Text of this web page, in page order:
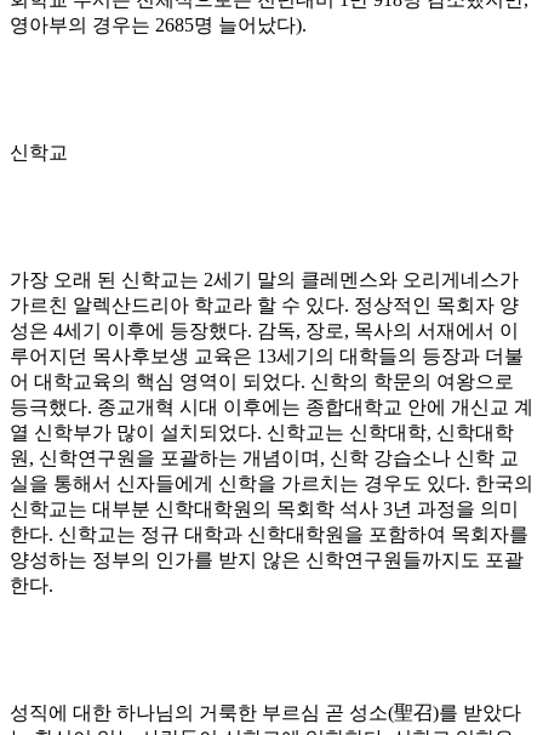
영아부의 경우는 2685명 늘어났다).
신학교
가장 오래 된 신학교는 2세기 말의 클레멘스와 오리게네스가
가르친 알렉산드리아 학교라 할 수 있다. 정상적인 목회자 양
성은 4세기 이후에 등장했다. 감독, 장로, 목사의 서재에서 이
루어지던 목사후보생 교육은 13세기의 대학들의 등장과 더불
어 대학교육의 핵심 영역이 되었다. 신학의 학문의 여왕으로
등극했다. 종교개혁 시대 이후에는 종합대학교 안에 개신교 계
열 신학부가 많이 설치되었다. 신학교는 신학대학, 신학대학
원, 신학연구원을 포괄하는 개념이며 , 신학 강습소나 신학 교
실을 통해서 신자들에게 신학을 가르치는 경우도 있다. 한국의
신학교는 대부분 신학대학원의 목회학 석사 3년 과정을 의미
한다. 신학교는 정규 대학과 신학대학원을 포함하여 목회자를
양성하는 정부의 인가를 받지 않은 신학연구원들까지도 포괄
한다.
성직에 대한 하나님의 거룩한 부르심 곧 성소(聖召)를 받았다